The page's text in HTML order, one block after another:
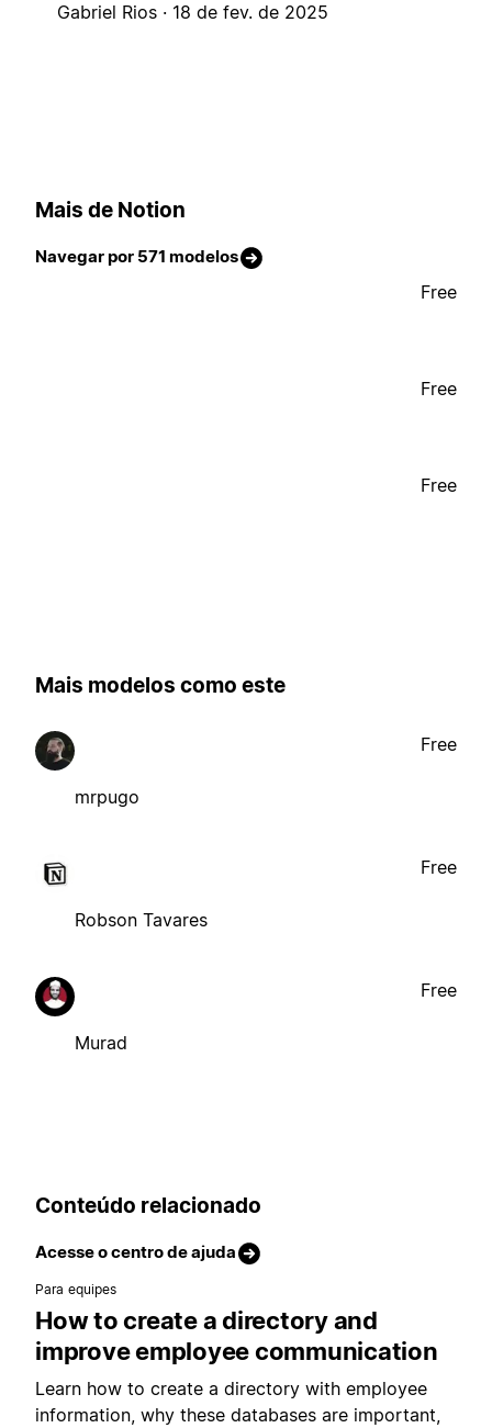
Gabriel Rios · 18 de fev. de 2025
Mais de Notion
Navegar por 571 modelos
Free
Free
Free
Mais modelos como este
mrpugo
Free
Robson Tavares
Free
Murad
Free
Conteúdo relacionado
Acesse o centro de ajuda
Para equipes
How to create a directory and
improve employee communication
Learn how to create a directory with employee
information, why these databases are important,